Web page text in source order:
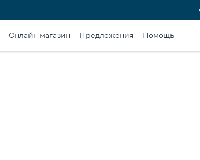
Онлайн магазин Предложения Помощь